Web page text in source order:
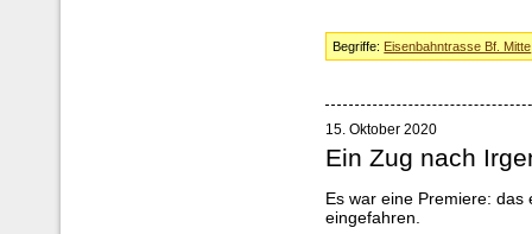
Begriffe: Eisenbahntrasse Bf. Mitte
15. Oktober 2020
Ein Zug nach
Es war eine Premiere:
eingefahren.